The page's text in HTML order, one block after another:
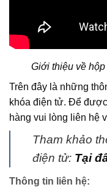
Giới thiệu về
Trên đây là những
khóa điện tử. Để
hàng vui lòng liên hệ
Tham khảo
điện tử: Tại
Thông tin liên hệ: